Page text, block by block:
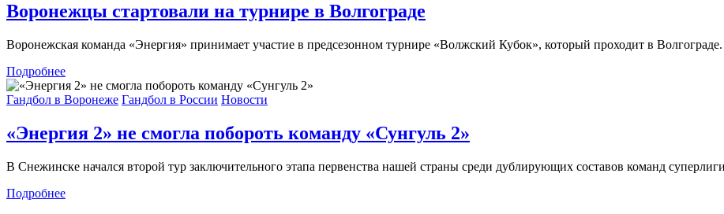
Воронежцы стартовали на турнире в Волгограде
Воронежская команда «Энергия» принимает участие в предсезонном турнире «Волжский Кубок», который проходит в Волгограде.
Подробнее
Гандбол в Воронеже Гандбол в России Новости
«Энергия 2» не смогла побороть команду «Сунгуль 2»
В Снежинске начался второй тур заключительного этапа первенства нашей страны среди дублирующих составов команд
Подробнее